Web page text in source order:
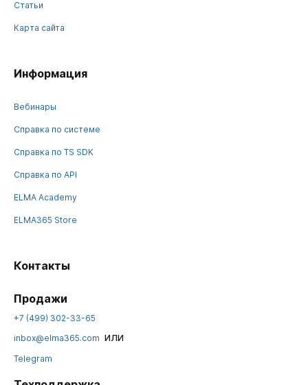
Статьи
Карта сайта
Информация
Вебинары
Справка по системе
Справка по TS SDK
Справка по API
ELMA Academy
ELMA365 Store
Контакты
Продажи
+7 (499) 302-33-65
inbox@elma365.com или
Telegram